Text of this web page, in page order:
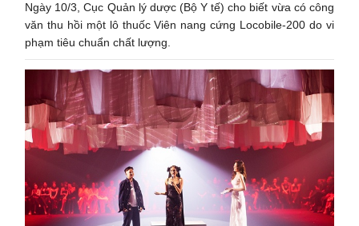
Ngày 10/3, Cục Quản lý dược (Bộ Y tế) cho biết vừa có công
văn thu hồi một lô thuốc Viên nang cứng Locobile-200 do vi
phạm tiêu chuẩn chất lượng.